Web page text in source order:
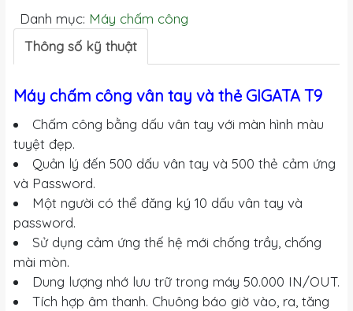
Danh mục: Máy chấm công
Thông số kỹ thuật
Máy chấm công vân tay và thẻ GIGATA T9
Chấm công bằng dấu vân tay với màn hình màu
tuyệt đẹp.
Quản lý đến 500 dấu vân tay và 500 thẻ cảm ứng
và Password.
Một người có thể đăng ký 10 dấu vân tay và
password.
Sử dụng cảm ứng thế hệ mới chống trầy, chống
mài mòn.
Dung lượng nhớ lưu trữ trong máy 50.000 IN/OUT.
Tích hợp âm thanh. Chuông báo giờ vào, ra, tăng